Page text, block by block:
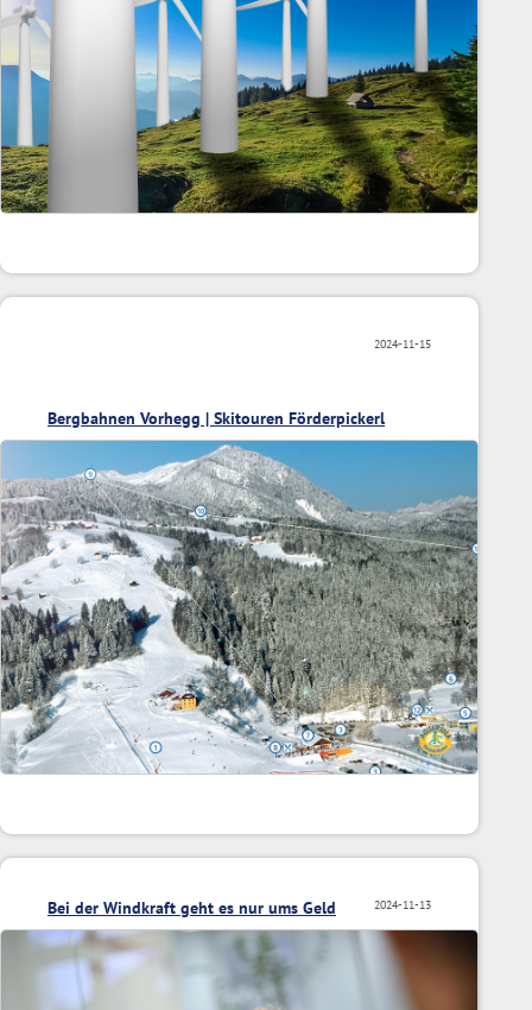
2024-11-15
Bergbahnen Vorhegg | Skitouren Förderpickerl
2024-11-13
Bei der Windkraft geht es nur ums Geld